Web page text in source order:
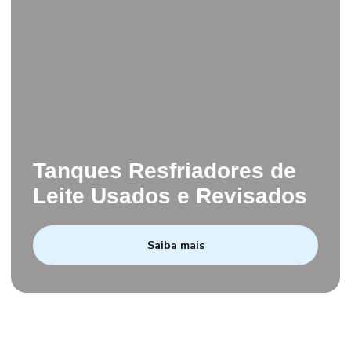
Tanques Resfriadores de
Leite Usados e Revisados
Saiba mais